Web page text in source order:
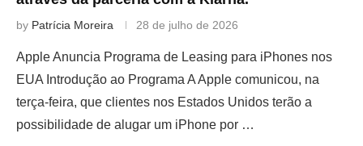
by Patrícia Moreira 28 de julho de 2026
Apple Anuncia Programa de Leasing para iPhones nos
EUA Introdução ao Programa A Apple comunicou, na
terça-feira, que clientes nos Estados Unidos terão a
possibilidade de alugar um iPhone por …